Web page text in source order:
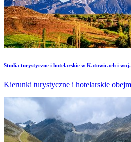
Studia turystyczne i hotelarskie w Katowicach i woj.
Kierunki turystyczne i hotelarskie